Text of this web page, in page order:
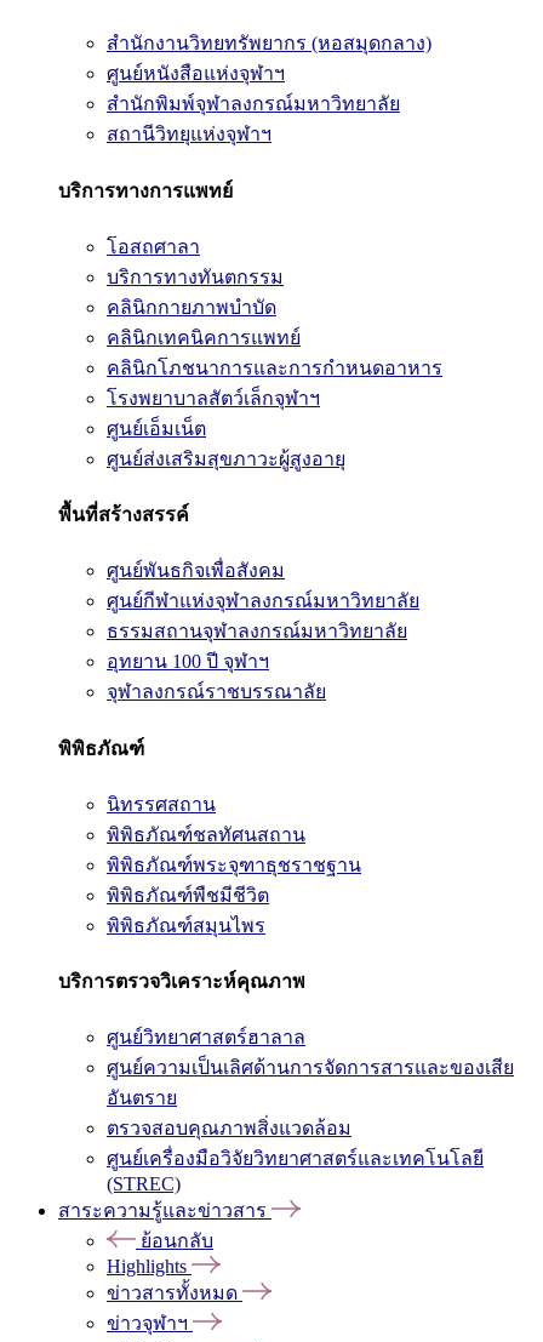
สำนักงานวิทยทรัพยากร (หอสมุดกลาง)
ศูนย์หนังสือแห่งจุฬาฯ
สำนักพิมพ์จุฬาลงกรณ์มหาวิทยาลัย
สถานีวิทยุแห่งจุฬาฯ
บริการทางการแพทย์
โอสถศาลา
บริการทางทันตกรรม
คลินิกกายภาพบำบัด
คลินิกเทคนิคการแพทย์
คลินิกโภชนาการและการกำหนดอาหาร
โรงพยาบาลสัตว์เล็กจุฬาฯ
ศูนย์เอ็มเน็ต
ศูนย์ส่งเสริมสุขภาวะผู้สูงอายุ
พื้นที่สร้างสรรค์
ศูนย์พันธกิจเพื่อสังคม
ศูนย์กีฬาแห่งจุฬาลงกรณ์มหาวิทยาลัย
ธรรมสถานจุฬาลงกรณ์มหาวิทยาลัย
อุทยาน 100 ปี จุฬาฯ
จุฬาลงกรณ์ราชบรรณาลัย
พิพิธภัณฑ์
นิทรรศสถาน
พิพิธภัณฑ์ชลทัศนสถาน
พิพิธภัณฑ์พระจุฑาธุชราชฐาน
พิพิธภัณฑ์พืชมีชีวิต
พิพิธภัณฑ์สมุนไพร
บริการตรวจวิเคราะห์คุณภาพ
ศูนย์วิทยาศาสตร์ฮาลาล
ศูนย์ความเป็นเลิศด้านการจัดการสารและของเสีย
อันตราย
ตรวจสอบคุณภาพสิ่งแวดล้อม
ศูนย์เครื่องมือวิจัยวิทยาศาสตร์และเทคโนโลยี
(STREC)
สาระความรู้และข่าวสาร
ย้อนกลับ
Highlights
ข่าวสารทั้งหมด
ข่าวจุฬาฯ